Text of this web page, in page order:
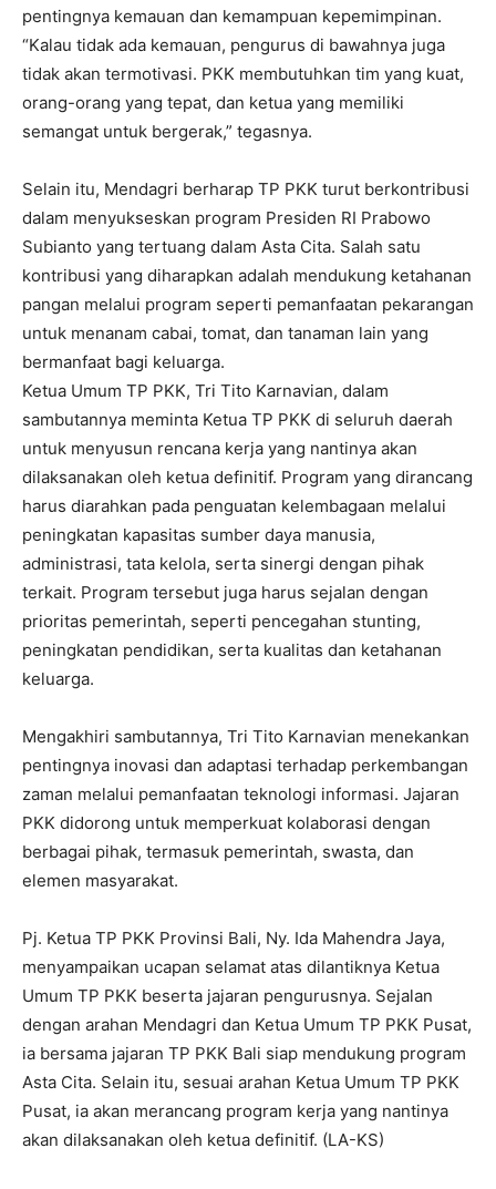
pentingnya kemauan dan kemampuan kepemimpinan.
“Kalau tidak ada kemauan, pengurus di bawahnya juga
tidak akan termotivasi. PKK membutuhkan tim yang kuat,
orang-orang yang tepat, dan ketua yang memiliki
semangat untuk bergerak,” tegasnya.
Selain itu, Mendagri berharap TP PKK turut berkontribusi
dalam menyukseskan program Presiden RI Prabowo
Subianto yang tertuang dalam Asta Cita. Salah satu
kontribusi yang diharapkan adalah mendukung ketahanan
pangan melalui program seperti pemanfaatan pekarangan
untuk menanam cabai, tomat, dan tanaman lain yang
bermanfaat bagi keluarga.
Ketua Umum TP PKK, Tri Tito Karnavian, dalam
sambutannya meminta Ketua TP PKK di seluruh daerah
untuk menyusun rencana kerja yang nantinya akan
dilaksanakan oleh ketua definitif. Program yang dirancang
harus diarahkan pada penguatan kelembagaan melalui
peningkatan kapasitas sumber daya manusia,
administrasi, tata kelola, serta sinergi dengan pihak
terkait. Program tersebut juga harus sejalan dengan
prioritas pemerintah, seperti pencegahan stunting,
peningkatan pendidikan, serta kualitas dan ketahanan
keluarga.
Mengakhiri sambutannya, Tri Tito Karnavian menekankan
pentingnya inovasi dan adaptasi terhadap perkembangan
zaman melalui pemanfaatan teknologi informasi. Jajaran
PKK didorong untuk memperkuat kolaborasi dengan
berbagai pihak, termasuk pemerintah, swasta, dan
elemen masyarakat.
Pj. Ketua TP PKK Provinsi Bali, Ny. Ida Mahendra Jaya,
menyampaikan ucapan selamat atas dilantiknya Ketua
Umum TP PKK beserta jajaran pengurusnya. Sejalan
dengan arahan Mendagri dan Ketua Umum TP PKK Pusat,
ia bersama jajaran TP PKK Bali siap mendukung program
Asta Cita. Selain itu, sesuai arahan Ketua Umum TP PKK
Pusat, ia akan merancang program kerja yang nantinya
akan dilaksanakan oleh ketua definitif. (LA-KS)